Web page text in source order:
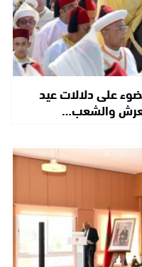
على دلالات عيد
والشعب…